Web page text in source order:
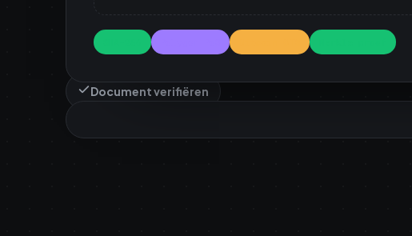
Document verifiëren